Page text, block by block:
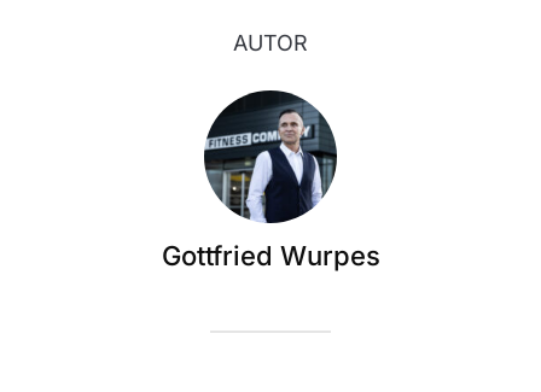
AUTOR
Gottfried Wurpes